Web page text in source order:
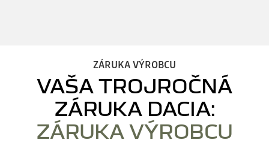
ZÁRUKA VÝROBCU
VAŠA TROJROČNÁ
ZÁRUKA DACIA:
ZÁRUKA VÝROBCU